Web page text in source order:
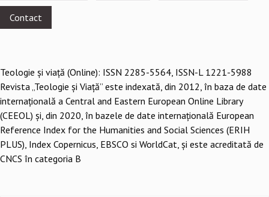
Contact
Teologie şi viaţă (Online): ISSN 2285-5564, ISSN-L 1221-5988
Revista „Teologie și Viață” este indexată, din 2012, în baza de date
internațională a Central and Eastern European Online Library
(CEEOL) și, din 2020, în bazele de date internațională European
Reference Index for the Humanities and Social Sciences (ERIH
PLUS), Index Copernicus, EBSCO si WorldCat, și este acreditată de
CNCS în categoria B